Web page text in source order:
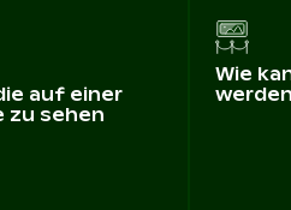
auf einer
zu sehen
Wie